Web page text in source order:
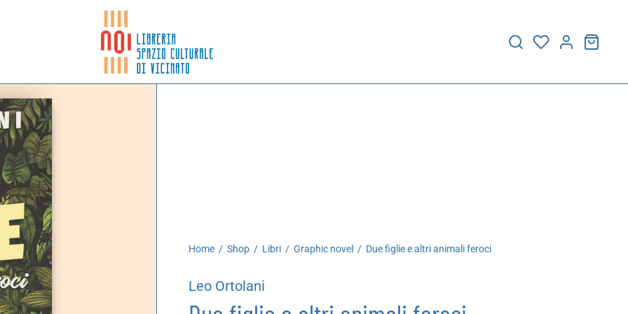
Home / Shop / Libri / Graphic novel / Due figlie e altri animali feroci
Leo Ortolani